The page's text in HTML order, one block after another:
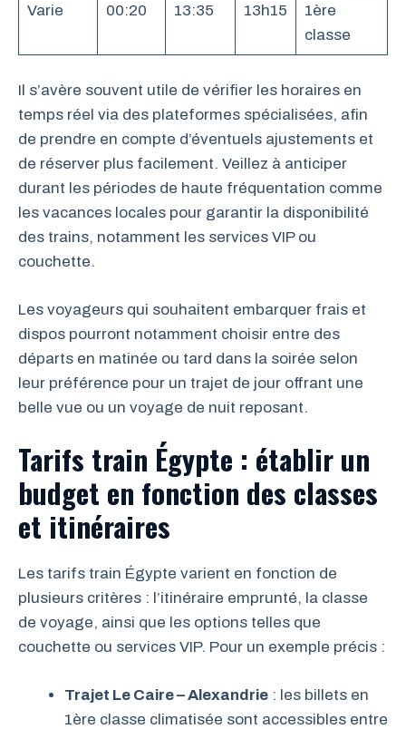
Varie 00:20 13:35 13h15
1ère
classe
Il s’avère souvent utile de vérifier les horaires en
temps réel via des plateformes spécialisées, afin
de prendre en compte d’éventuels ajustements et
de réserver plus facilement. Veillez à anticiper
durant les périodes de haute fréquentation comme
les vacances locales pour garantir la disponibilité
des trains, notamment les services VIP ou
couchette.
Les voyageurs qui souhaitent embarquer frais et
dispos pourront notamment choisir entre des
départs en matinée ou tard dans la soirée selon
leur préférence pour un trajet de jour offrant une
belle vue ou un voyage de nuit reposant.
Tarifs train Égypte : établir un
budget en fonction des classes
et itinéraires
Les tarifs train Égypte varient en fonction de
plusieurs critères : l’itinéraire emprunté, la classe
de voyage, ainsi que les options telles que
couchette ou services VIP. Pour un exemple précis :
Trajet Le Caire – Alexandrie : les billets en
1ère classe climatisée sont accessibles entre